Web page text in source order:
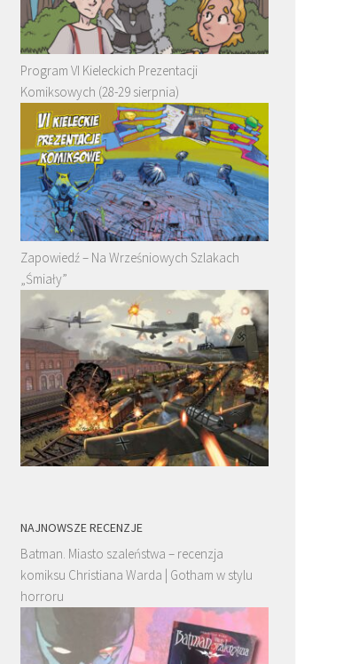
Program VI Kieleckich Prezentacji
Komiksowych (28-29 sierpnia)
Zapowiedź – Na Wrześniowych Szlakach
„Śmiały”
NAJNOWSZE RECENZJE
Batman. Miasto szaleństwa – recenzja
komiksu Christiana Warda | Gotham w stylu
horroru